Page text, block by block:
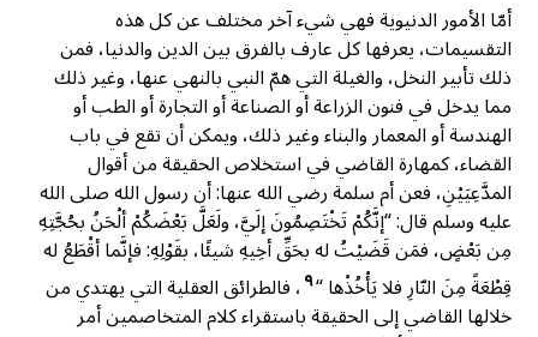
أمّا الأمور الدنيوية فهي شيء آخر مختلف عن كل هذه
التقسيمات، يعرفها كل عارف بالفرق بين الدين والدنيا، فمن
ذلك تأبير النخل، والغيلة التي همّ النبي بالنهي عنها، وغير ذلك
مما يدخل في فنون الزراعة أو الصناعة أو التجارة أو الطب أو
الهندسة أو المعمار والبناء وغير ذلك، ويمكن أن تقع في باب
القضاء، كمهارة القاضي في استخلاص الحقيقة من أقوال
المدَّعِيَيْنِ، فعن أم سلمة رضي الله عنها: أن رسول الله صلى الله
عليه وسلم قال: “إنَّكُمْ تَخْتَصِمُونَ إلَيَّ، ولَعَلَّ بَعْضَكُمْ ألْحَنُ بحُجَّتِهِ
مِن بَعْضٍ، فمَن قَضَيْتُ له بحَقِّ أخِيهِ شيئًا، بقَوْلِهِ: فإنَّما أقْطَعُ له
قِطْعَةً مِنَ النّارِ فلا يَأْخُذْها “٩، فالطرائق العقلية التي يهتدي من
خلالها القاضي إلى الحقيقة باستقراء كلام المتخاصمين أمر